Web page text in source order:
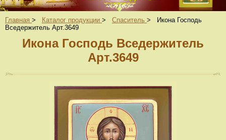
Главная > Каталог продукции > Спаситель >
Икона Господь
Вседержитель Арт.3649
Икона Господь Вседержитель
Арт.3649